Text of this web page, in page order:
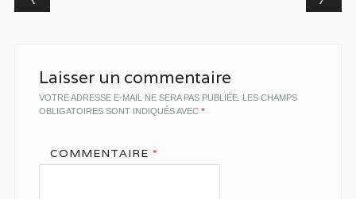
Laisser un commentaire
VOTRE ADRESSE E-MAIL NE SERA PAS PUBLIÉE. LES CHAMPS
OBLIGATOIRES SONT INDIQUÉS AVEC *
COMMENTAIRE *